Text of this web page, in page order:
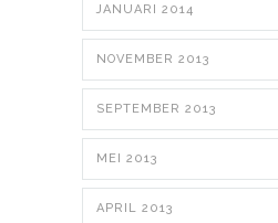
JANUARI 2014
NOVEMBER 2013
SEPTEMBER 2013
MEI 2013
APRIL 2013